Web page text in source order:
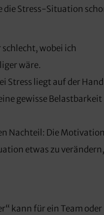
die Stress-Situation
wobei ich
wäre.
Stress liegt auf der
gewisse Belastbarkeit
Nachteil: Die
etwas zu
kann für ein Team oder